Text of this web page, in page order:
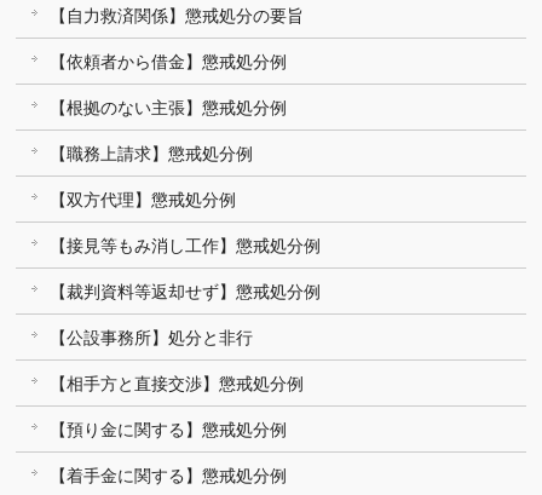
【自力救済関係】懲戒処分の要旨
【依頼者から借金】懲戒処分例
【根拠のない主張】懲戒処分例
【職務上請求】懲戒処分例
【双方代理】懲戒処分例
【接見等もみ消し工作】懲戒処分例
【裁判資料等返却せず】懲戒処分例
【公設事務所】処分と非行
【相手方と直接交渉】懲戒処分例
【預り金に関する】懲戒処分例
【着手金に関する】懲戒処分例